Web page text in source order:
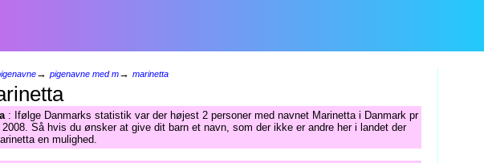
→ pigenavne med m→ marinetta
: Ifølge Danmarks statistik var der højest 2 personer med navnet Marinetta i Danmark pr
2008. Så hvis du ønsker at give dit barn et navn, som der ikke er andre her i landet der
en mulighed.